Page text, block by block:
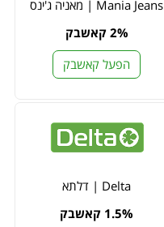
Mania Jeans | מאניה ג'ינס
2% קאשבק
הפעל קאשבק
Delta | דלתא
1.5% קאשבק